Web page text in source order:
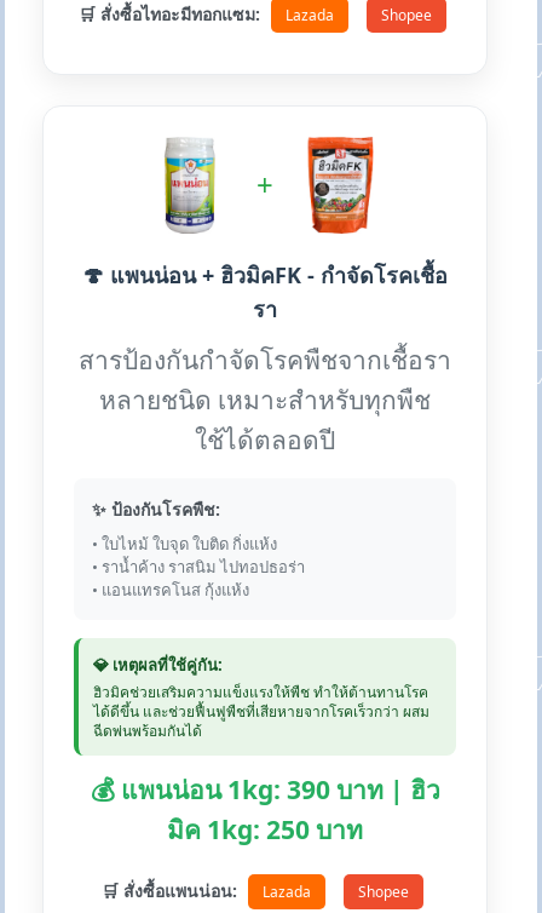
🛒 สั่งซื้อไทอะมีทอกแซม: Lazada Shopee
+
🍄 แพนน่อน + ฮิวมิคFK - กำจัดโรคเชื้อ
รา
สารป้องกันกำจัดโรคพืชจากเชื้อรา
หลายชนิด เหมาะสำหรับทุกพืช
ใช้ได้ตลอดปี
✨ ป้องกันโรคพืช:
• ใบไหม้ ใบจุด ใบติด กิ่งแห้ง
• ราน้ำค้าง ราสนิม ไปทอปธอร่า
• แอนแทรคโนส กุ้งแห้ง
💎 เหตุผลที่ใช้คู่กัน:
ฮิวมิคช่วยเสริมความแข็งแรงให้พืช ทำให้ต้านทานโรค
ได้ดีขึ้น และช่วยฟื้นฟูพืชที่เสียหายจากโรคเร็วกว่า ผสม
ฉีดพ่นพร้อมกันได้
💰 แพนน่อน 1kg: 390 บาท | ฮิว
มิค 1kg: 250 บาท
🛒 สั่งซื้อแพนน่อน: Lazada Shopee